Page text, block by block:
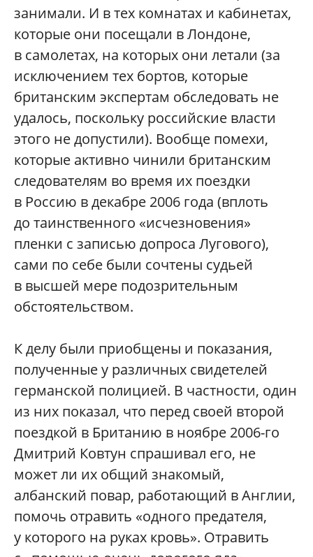
занимали. И в тех комнатах и кабинетах,
которые они посещали в Лондоне,
в самолетах, на которых они летали (за
исключением тех бортов, которые
британским экспертам обследовать не
удалось, поскольку российские власти
этого не допустили). Вообще помехи,
которые активно чинили британским
следователям во время их поездки
в Россию в декабре 2006 года (вплоть
до таинственного «исчезновения»
пленки с записью допроса Лугового),
сами по себе были сочтены судьей
в высшей мере подозрительным
обстоятельством.
К делу были приобщены и показания,
полученные у различных свидетелей
германской полицией. В частности, один
из них показал, что перед своей второй
поездкой в Британию в ноябре 2006-го
Дмитрий Ковтун спрашивал его, не
может ли их общий знакомый,
албанский повар, работающий в Англии,
помочь отравить «одного предателя,
у которого на руках кровь». Отравить